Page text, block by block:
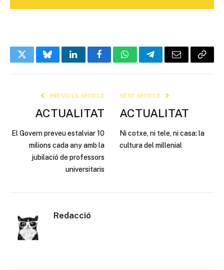
TwitterBlueskyLinkedInFacebookWhatsAppTelegramEmail Copy
PREVIOUS ARTICLE
ACTUALITAT
El Govern preveu estalviar 10
milions cada any amb la
jubilació de professors
universitaris
NEXT ARTICLE
ACTUALITAT
Ni cotxe, ni tele, ni casa: la
cultura del millenial
Redacció